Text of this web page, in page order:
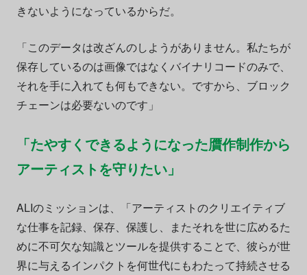
きないようになっているからだ。
「このデータは改ざんのしようがありません。私たちが
保存しているのは画像ではなくバイナリコードのみで、
それを手に入れても何もできない。ですから、ブロック
チェーンは必要ないのです」
「たやすくできるようになった贋作制作から
アーティストを守りたい」
ALIのミッションは、「アーティストのクリエイティブ
な仕事を記録、保存、保護し、またそれを世に広めるた
めに不可欠な知識とツールを提供することで、彼らが世
界に与えるインパクトを何世代にもわたって持続させる